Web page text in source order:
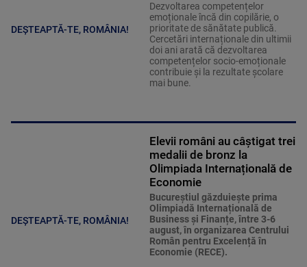
DEȘTEAPTĂ-TE, ROMÂNIA!
Dezvoltarea competențelor
emoționale încă din copilărie, o
prioritate de sănătate publică.
Cercetări internaționale din ultimii
doi ani arată că dezvoltarea
competențelor socio-emoționale
contribuie și la rezultate școlare
mai bune.
DEȘTEAPTĂ-TE, ROMÂNIA!
Elevii români au câștigat trei
medalii de bronz la
Olimpiada Internațională de
Economie
Bucureștiul găzduiește prima
Olimpiadă Internațională de
Business și Finanțe, între 3-6
august, în organizarea Centrului
Român pentru Excelență în
Economie (RECE).